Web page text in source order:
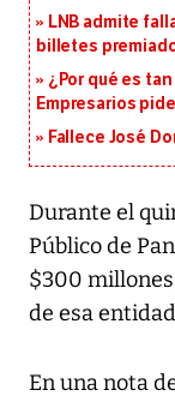
LNB admite
billetes
¿Por qué es
Empresarios
Fallece José
Durante el
Público de
$300
de esa
En una nota